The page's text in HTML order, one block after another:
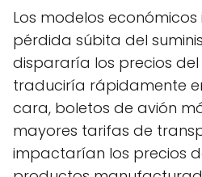
Los modelos
pérdida súbita del
dispararía los precios
traduciría rápidamente
cara, boletos de avión
mayores tarifas de
impactarían los precios